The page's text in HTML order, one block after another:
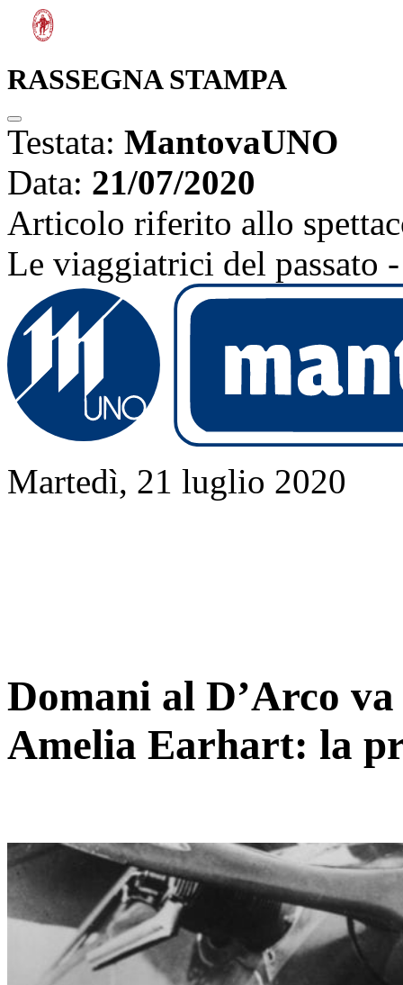
RASSEGNA STAMPA
Testata: MantovaUNO
Data: 21/07/2020
Articolo riferito allo
Le viaggiatrici del
Martedì, 21 luglio 2020
Domani al D’Arco
Amelia Earhart: la